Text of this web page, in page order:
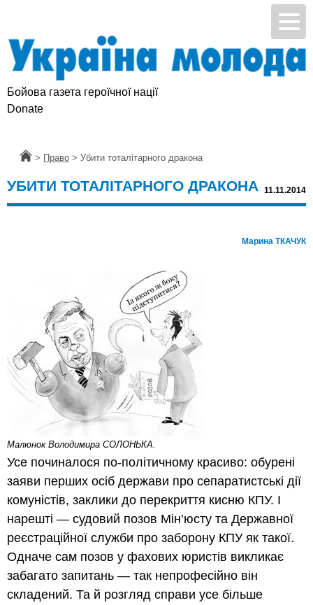
Бойова газета героїчної нації
Підтримай УМ
Головна
> Право > Убити тоталітарного дракона
УБИТИ ТОТАЛІТАРНОГО ДРАКОНА 11.11.2014
Марина ТКАЧУК
Малюнок Володимира СОЛОНЬКА.
Усе починалося по-політичному красиво: обурені
заяви перших осіб держави про сепаратистські дії
комуністів, заклики до перекриття кисню КПУ. І
нарешті — судовий позов Мін’юсту та Державної
реєстраційної служби про заборону КПУ як такої.
Одначе сам позов у фахових юристів викликає
забагато запитань — так непрофесійно він
складений. Та й розгляд справи усе більше